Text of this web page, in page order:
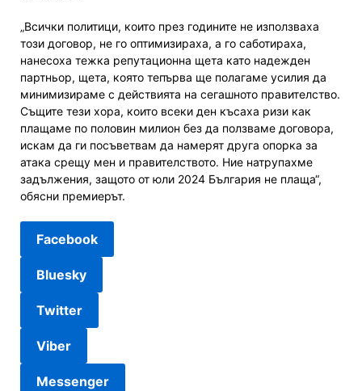
„Всички политици, които през годините не използваха
този договор, не го оптимизираха, а го саботираха,
нанесоха тежка репутационна щета като надежден
партньор, щета, която тепърва ще полагаме усилия да
минимизираме с действията на сегашното правителство.
Същите тези хора, които всеки ден късаха ризи как
плащаме по половин милион без да ползваме договора,
искам да ги посъветвам да намерят друга опорка за
атака срещу мен и правителството. Ние натрупахме
задължения, защото от юли 2024 България не плаща“,
обясни премиерът.
Facebook
Bluesky
Twitter
Viber
Messenger